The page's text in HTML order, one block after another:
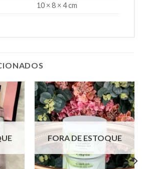
10 × 8 × 4 cm
FORA DE ESTOQUE